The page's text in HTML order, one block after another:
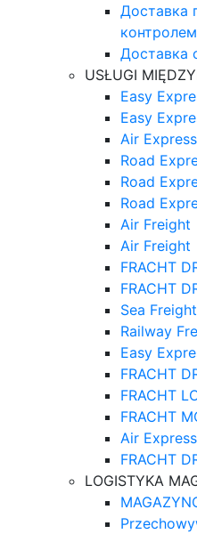
Доставка
контролем
Доставка
USŁUGI
Easy
Easy
Air Express
Road
Road
Road
Air Freight
Air Freight
FRACHT
FRACHT
Sea Freight
Railway
Easy
FRACHT
FRACHT
FRACHT
Air Express
FRACHT
LOGISTYKA